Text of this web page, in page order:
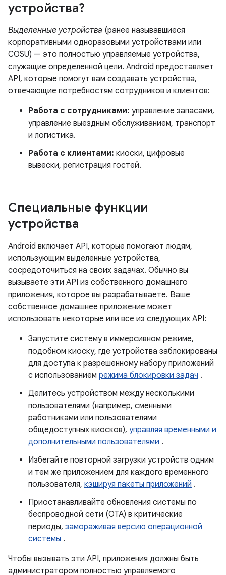
устройства?
Выделенные устройства (ранее называвшиеся
корпоративными одноразовыми устройствами или
COSU) — это полностью управляемые устройства,
служащие определенной цели. Android предоставляет
API, которые помогут вам создавать устройства,
отвечающие потребностям сотрудников и клиентов:
Работа с сотрудниками: управление запасами,
управление выездным обслуживанием, транспорт
и логистика.
Работа с клиентами: киоски, цифровые
вывески, регистрация гостей.
Специальные функции
устройства
Android включает API, которые помогают людям,
использующим выделенные устройства,
сосредоточиться на своих задачах. Обычно вы
вызываете эти API из собственного домашнего
приложения, которое вы разрабатываете. Ваше
собственное домашнее приложение может
использовать некоторые или все из следующих API:
Запустите систему в иммерсивном режиме,
подобном киоску, где устройства заблокированы
для доступа к разрешенному набору приложений
с использованием режима блокировки задач .
Делитесь устройством между несколькими
пользователями (например, сменными
работниками или пользователями
общедоступных киосков), управляя временными и
дополнительными пользователями .
Избегайте повторной загрузки устройств одним
и тем же приложением для каждого временного
пользователя, кэшируя пакеты приложений .
Приостанавливайте обновления системы по
беспроводной сети (OTA) в критические
периоды, замораживая версию операционной
системы .
Чтобы вызывать эти API, приложения должны быть
администратором полностью управляемого